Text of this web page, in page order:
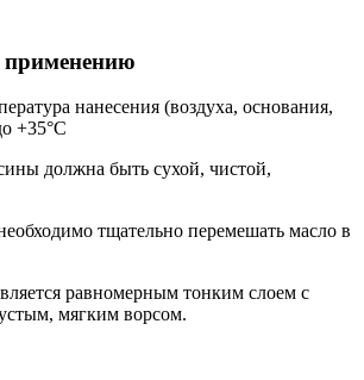
нанесения (воздуха, основания,
+35°С
должна быть сухой, чистой,
тщательно перемешать масло в
равномерным тонким слоем с
мягким ворсом.